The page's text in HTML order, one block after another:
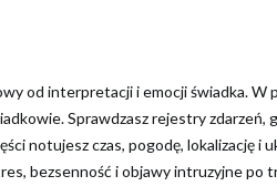
od interpretacji i emocji świadka. W
Sprawdzasz rejestry zdarzeń,
notujesz czas, pogodę, lokalizację i
bezsenność i objawy intruzyjne po